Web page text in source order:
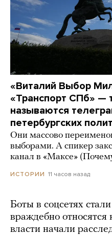
«Виталий Выбор
«Транспорт СПб» —
называются
петербургских
Они массово
выборами. А спикер
канал в «Максе»
ИСТОРИИ 11 часов назад
Боты в соцсетях
враждебно
власти начали